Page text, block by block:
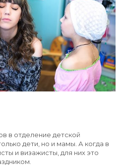
в отделение детской
дети, но и мамы. А когда в
и визажисты, для них это